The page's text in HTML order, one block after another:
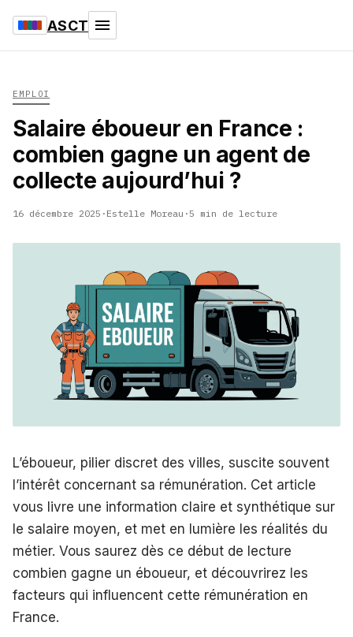
ASCT
EMPLOI
Salaire éboueur en France :
combien gagne un agent de
collecte aujourd’hui ?
16 décembre 2025 · Estelle Moreau ·5 min de lecture
L’éboueur, pilier discret des villes, suscite souvent
l’intérêt concernant sa rémunération. Cet article
vous livre une information claire et synthétique sur
le salaire moyen, et met en lumière les réalités du
métier. Vous saurez dès ce début de lecture
combien gagne un éboueur, et découvrirez les
facteurs qui influencent cette rémunération en
France.